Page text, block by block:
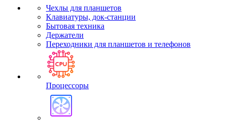
Чехлы для планшетов
Клавиатуры, док-станции
Бытовая техника
Держатели
Переходники для планшетов и телефонов
Процессоры